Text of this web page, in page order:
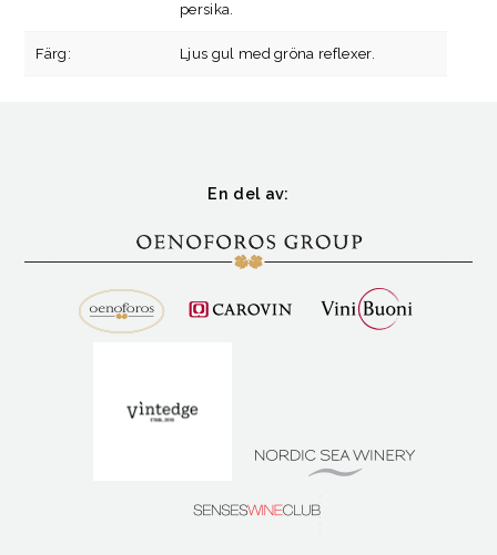
persika.
Färg: Ljus gul med gröna reflexer.
En del av: